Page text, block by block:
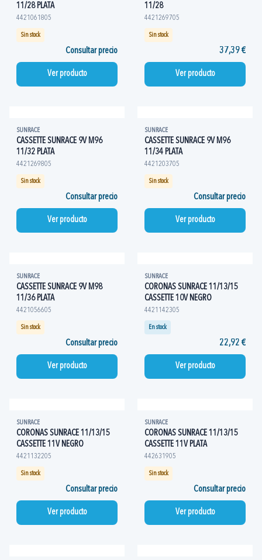
11/28 PLATA
4421061805
Sin stock
Consultar precio
Ver producto
11/28
4421269705
Sin stock
37,39 €
Ver producto
SUNRACE
CASSETTE SUNRACE 9V M96
11/32 PLATA
4421269805
Sin stock
Consultar precio
Ver producto
SUNRACE
CASSETTE SUNRACE 9V M96
11/34 PLATA
4421203705
Sin stock
Consultar precio
Ver producto
SUNRACE
CASSETTE SUNRACE 9V M98
11/36 PLATA
4421056605
Sin stock
Consultar precio
Ver producto
SUNRACE
CORONAS SUNRACE 11/13/15
CASSETTE 10V NEGRO
4421142305
En stock
22,92 €
Ver producto
SUNRACE
CORONAS SUNRACE 11/13/15
CASSETTE 11V NEGRO
4421132205
Sin stock
Consultar precio
Ver producto
SUNRACE
CORONAS SUNRACE 11/13/15
CASSETTE 11V PLATA
442631905
Sin stock
Consultar precio
Ver producto